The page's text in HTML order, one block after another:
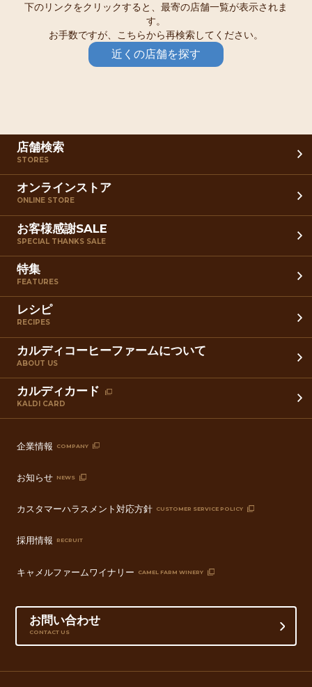
下のリンクをクリックすると、最寄の店舗一覧が表示されま
す。
お手数ですが、こちらから再検索してください。
近くの店舗を探す
店舗検索
STORES
オンラインストア
ONLINE STORE
お客様感謝SALE
SPECIAL THANKS SALE
特集
FEATURES
レシピ
RECIPES
カルディコーヒーファームについて
ABOUT US
カルディカード
KALDI CARD
企業情報 COMPANY
お知らせ NEWS
カスタマーハラスメント対応方針 CUSTOMER SERVICE POLICY
採用情報 RECRUIT
キャメルファームワイナリー CAMEL FARM WINERY
お問い合わせ
CONTACT US